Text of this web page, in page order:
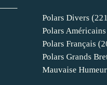
Polars Divers
Polars Américains
Polars Français
Polars Grands
Mauvaise Humeur